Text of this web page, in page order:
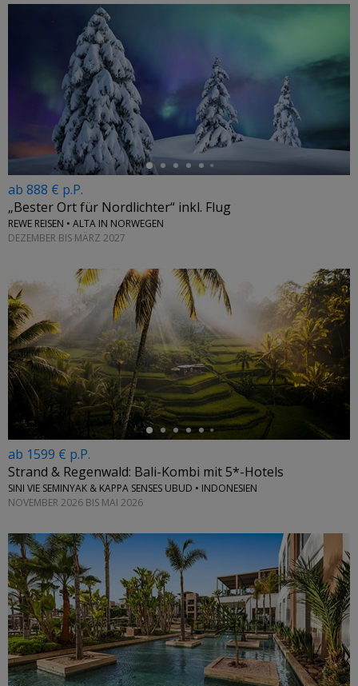
ab 888 € p.P.
„Bester Ort für Nordlichter“ inkl. Flug
REWE REISEN • ALTA IN NORWEGEN
DEZEMBER BIS MÄRZ 2027
←
ab 1599 € p.P.
Strand & Regenwald: Bali-Kombi mit 5*-Hotels
SINI VIE SEMINYAK & KAPPA SENSES UBUD • INDONESIEN
NOVEMBER 2026 BIS MAI 2026